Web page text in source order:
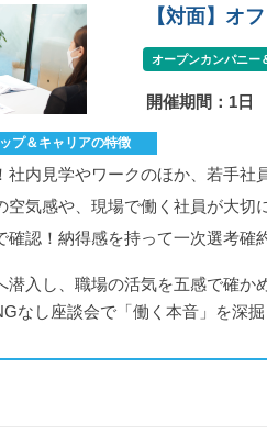
【対面】オ
オープンカンパニー
開催期間：1日
プ＆キャリアの特徴
社内見学やワークのほか、若手社
空気感や、現場で働く社員が大切
確認！納得感を持って一次選考確
潜入し、職場の活気を五感で確か
なし座談会で「働く本音」を深